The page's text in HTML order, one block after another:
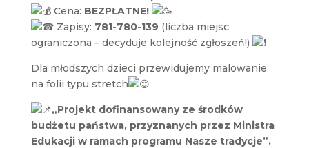
Cena: BEZPŁATNE!
Zapisy: 781-780-139 (liczba miejsc
ograniczona – decyduje kolejność zgłoszeń!)
Dla młodszych dzieci przewidujemy malowanie
na folii typu stretch
„Projekt dofinansowany ze środków
budżetu państwa, przyznanych przez Ministra
Edukacji w ramach programu Nasze tradycje”.